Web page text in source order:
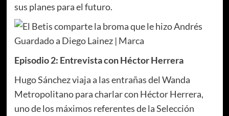
sus planes para el futuro.
Episodio 2: Entrevista con Héctor Herrera
Hugo Sánchez viaja a las entrañas del Wanda
Metropolitano para charlar con Héctor Herrera,
uno de los máximos referentes de la Selección